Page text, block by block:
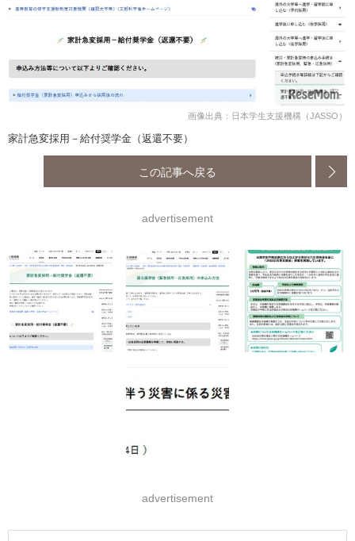
画像出典：日本学生支援機構（JASSO）
家計急変採用－給付奨学金（返還不要）
この記事へ戻る
advertisement
advertisement